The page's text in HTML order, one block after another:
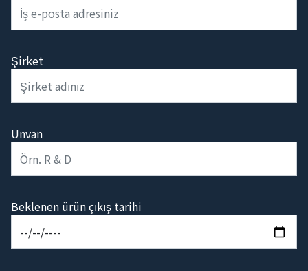
Şirket
Unvan
Beklenen ürün çıkış tarihi